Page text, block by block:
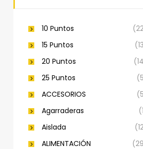
10 Puntos
15 Puntos
20 Puntos
25 Puntos
ACCESORIOS
Agarraderas
Aislada
ALIMENTACIÓN